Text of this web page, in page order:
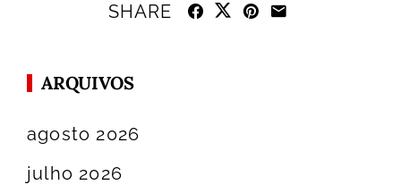
SHARE
ARQUIVOS
agosto 2026
julho 2026